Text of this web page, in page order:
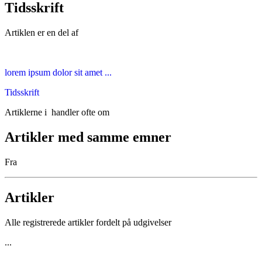
Tidsskrift
Artiklen er en del af
lorem ipsum dolor sit amet ...
Tidsskrift
Artiklerne i handler ofte om
Artikler med samme emner
Fra
Artikler
Alle registrerede artikler fordelt på udgivelser
...